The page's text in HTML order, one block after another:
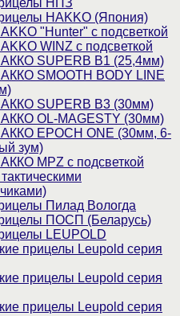
HAKKO (Япония)
"Hunter" с подсветкой
WINZ с подсветкой
SUPERB B1 (25,4мм)
SMOOTH BODY LINE
SUPERB B3 (30мм)
OL-MAGESTY (30мм)
EPOCH ONE (30мм, 6-
зум)
MPZ с подсветкой
Пилад Вологда
ПОСП (Беларусь)
LEUPOLD
прицелы Leupold серия
прицелы Leupold серия
прицелы Leupold серия